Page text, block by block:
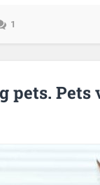
1
pets. Pets